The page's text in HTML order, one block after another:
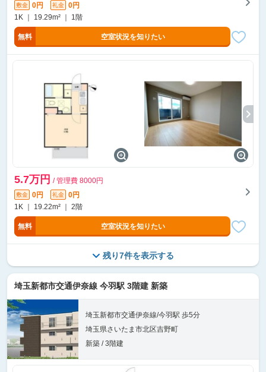
敷金 0円 礼金
0円
1K ｜ 19.29m² ｜ 1階
無料 空室状況を知りたい
5.7万円 / 管理費 8000円
敷金 0円 礼金
0円
1K ｜ 19.22m² ｜ 2階
無料 空室状況を知りたい
残り7件を表示する
埼玉新都市交通伊奈線 今羽駅 3階建 新築
埼玉新都市交通伊奈線/今羽駅 歩5分
埼玉県さいたま市北区吉野町
新築 / 3階建